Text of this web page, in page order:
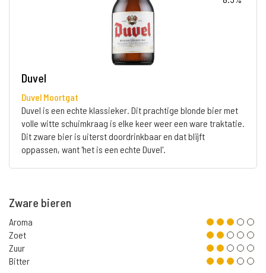
Duvel
Duvel Moortgat
Duvel is een echte klassieker. Dit prachtige blonde bier met
volle witte schuimkraag is elke keer weer een ware traktatie.
Dit zware bier is uiterst doordrinkbaar en dat blijft
oppassen, want 'het is een echte Duvel'.
Zware bieren
Aroma
Zoet
Zuur
Bitter